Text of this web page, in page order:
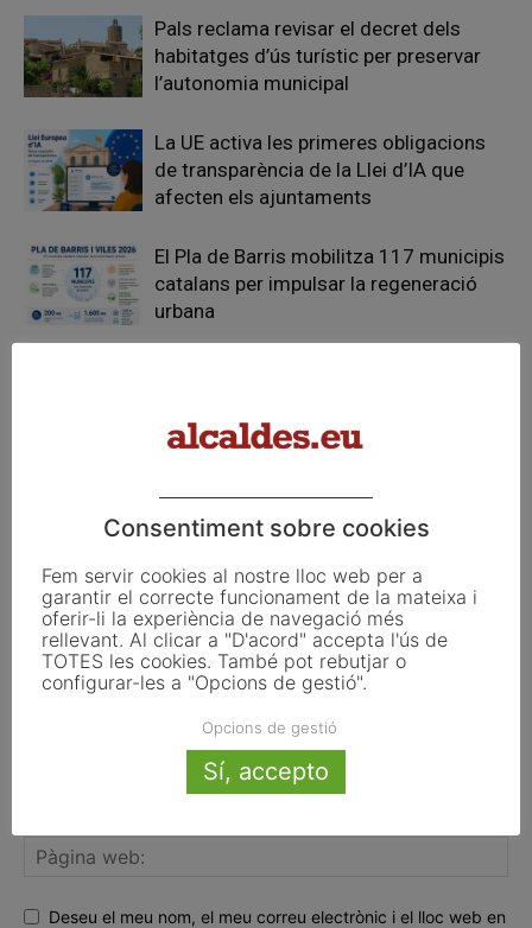
Pals reclama revisar el decret dels
habitatges d’ús turístic per preservar
l’autonomia municipal
La UE activa les primeres obligacions
de transparència de la Llei d’IA que
afecten els ajuntaments
El Pla de Barris mobilitza 117 municipis
catalans per impulsar la regeneració
urbana
FER UN COMENTARI
Deseu el meu nom, el meu correu electrònic i el lloc web en
Consentiment sobre cookies
Fem servir cookies al nostre lloc web per a
garantir el correcte funcionament de la mateixa i
oferir-li la experiència de navegació més
rellevant. Al clicar a "D'acord" accepta l'ús de
TOTES les cookies. També pot rebutjar o
configurar-les a "Opcions de gestió".
Opcions de gestió
Sí, accepto